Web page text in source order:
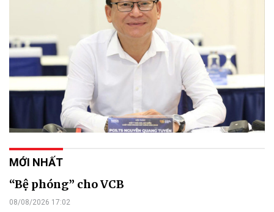
MỚI NHẤT
“Bệ phóng” cho VCB
08/08/2026 17:02